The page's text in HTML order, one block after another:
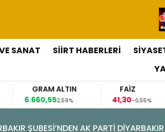
SANAT SİİRT HABERLERİ
ALTIN
2,59%
41,30
TARİHİ DÖNÜŞÜM: DOĞAL GAZA